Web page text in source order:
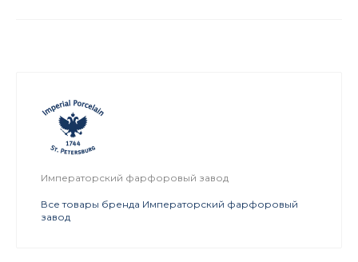
Императорский фарфоровый завод
Все товары бренда Императорский фарфоровый
завод